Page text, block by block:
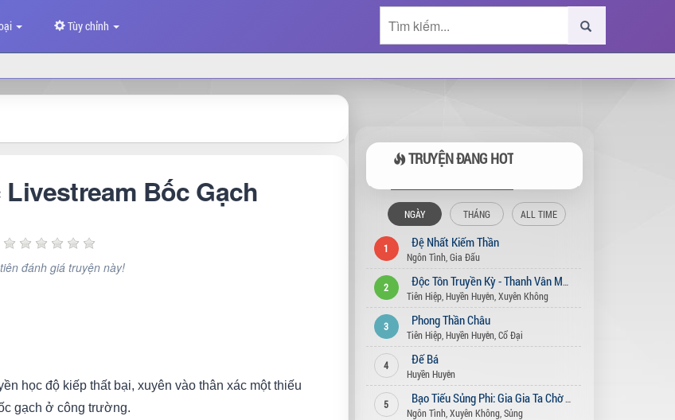
Tùy chỉnh
Bốc Gạch
đánh giá truyện này!
học độ kiếp thất bại, xuyên vào thân xác một thiếu
gạch ở công trường.
TRUYỆN ĐANG HOT
NGÀY THÁNG ALL TIME
1 Đệ Nhất Kiếm Thần
Ngôn Tình, Gia Đấu
2
Độc Tôn Truyền Kỳ - Thanh Vân Môn
Tiên Hiệp, Huyền Huyễn, Xuyên Không
3 Phong Thần Châu
Tiên Hiệp, Huyền Huyễn, Cổ Đại
4 Đế Bá
Huyền Huyễn
5
Bạo Tiếu Sủng Phi: Gia Gia Ta Chờ Ngươi Bỏ Vợ (Song Thế Sủng Phi)
Ngôn Tình, Xuyên Không, Sủng